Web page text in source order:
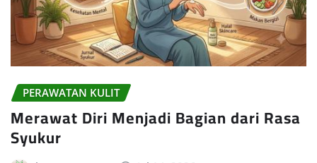
PERAWATAN KULIT
Merawat Diri Menjadi Bagian dari Rasa
Syukur